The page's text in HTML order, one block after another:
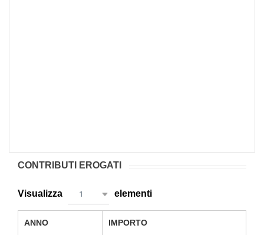
CONTRIBUTI EROGATI
Visualizza 1 elementi
ANNO IMPORTO